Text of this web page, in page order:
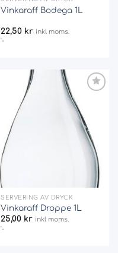
Vinkaraff Bodega 1L
22,50 kr inkl moms.
'-
wishlist
SERVERING AV DRYCK
Vinkaraff Droppe 1L
25,00 kr inkl moms.
'-